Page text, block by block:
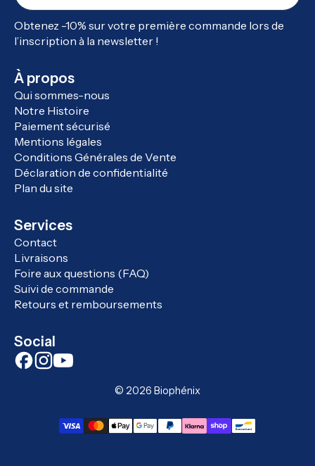
Obtenez -10% sur votre première commande lors de
l’inscription à la newsletter !
À propos
Qui sommes-nous
Notre Histoire
Paiement sécurisé
Mentions légales
Conditions Générales de Vente
Déclaration de confidentialité
Plan du site
Services
Contact
Livraisons
Foire aux questions (FAQ)
Suivi de commande
Retours et remboursements
Social
© 2026 Biophénix